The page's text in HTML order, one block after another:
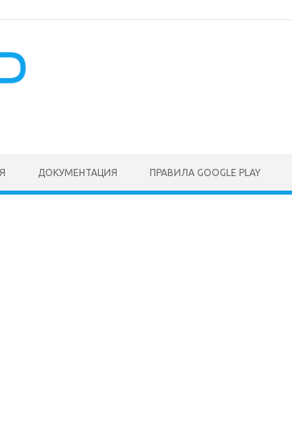
ДОКУМЕНТАЦИЯ ПРАВИЛА GOOGLE PLAY